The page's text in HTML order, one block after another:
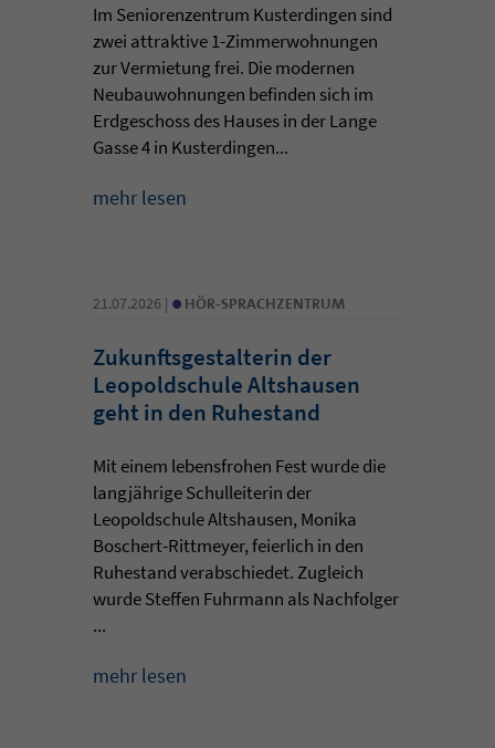
Im Seniorenzentrum Kusterdingen sind
zwei attraktive 1-Zimmerwohnungen
zur Vermietung frei. Die modernen
Neubauwohnungen befinden sich im
Erdgeschoss des Hauses in der Lange
Gasse 4 in Kusterdingen...
mehr lesen
21.07.2026 | • HÖR-SPRACHZENTRUM
Zukunftsgestalterin der
Leopoldschule Altshausen
geht in den Ruhestand
Mit einem lebensfrohen Fest wurde die
langjährige Schulleiterin der
Leopoldschule Altshausen, Monika
Boschert-Rittmeyer, feierlich in den
Ruhestand verabschiedet. Zugleich
wurde Steffen Fuhrmann als Nachfolger
...
mehr lesen